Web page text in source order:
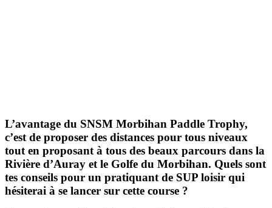
L’avantage du SNSM Morbihan Paddle Trophy,
c’est de proposer des distances pour tous niveaux
tout en proposant à tous des beaux parcours dans la
Rivière d’Auray et le Golfe du Morbihan. Quels sont
tes conseils pour un pratiquant de SUP loisir qui
hésiterai à se lancer sur cette course ?